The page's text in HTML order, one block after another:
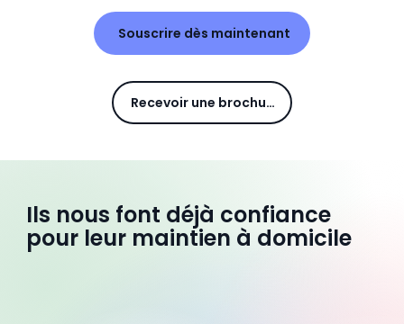
Souscrire dès maintenant
Recevoir une brochure
Ils nous font déjà confiance
pour leur maintien à domicile